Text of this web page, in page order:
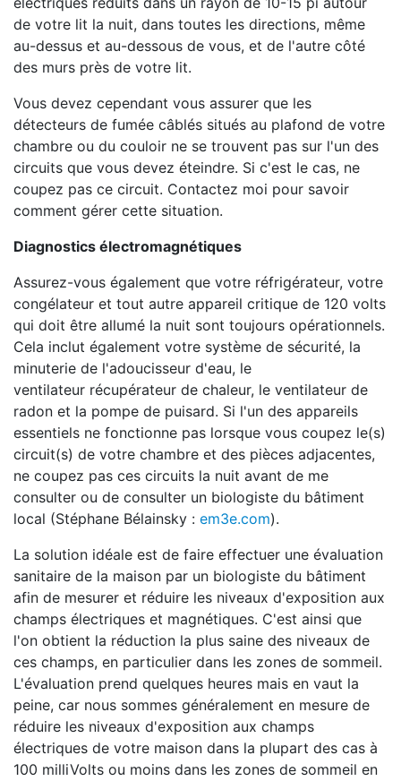
de votre lit la nuit, dans toutes les directions, même
au-dessus et au-dessous de vous, et de l'autre côté
des murs près de votre lit.
Vous devez cependant vous assurer que les
détecteurs de fumée câblés situés au plafond de votre
chambre ou du couloir ne se trouvent pas sur l'un des
circuits que vous devez éteindre. Si c'est le cas, ne
coupez pas ce circuit. Contactez moi pour savoir
comment gérer cette situation.
Diagnostics électromagnétiques
Assurez-vous également que votre réfrigérateur, votre
congélateur et tout autre appareil critique de 120 volts
qui doit être allumé la nuit sont toujours opérationnels.
Cela inclut également votre système de sécurité, la
minuterie de l'adoucisseur d'eau, le
ventilateur récupérateur de chaleur, le ventilateur de
radon et la pompe de puisard. Si l'un des appareils
essentiels ne fonctionne pas lorsque vous coupez le(s)
circuit(s) de votre chambre et des pièces adjacentes,
ne coupez pas ces circuits la nuit avant de me
consulter ou de consulter un biologiste du bâtiment
local (Stéphane Bélainsky : em3e.com).
La solution idéale est de faire effectuer une évaluation
sanitaire de la maison par un biologiste du bâtiment
afin de mesurer et réduire les niveaux d'exposition aux
champs électriques et magnétiques. C'est ainsi que
l'on obtient la réduction la plus saine des niveaux de
ces champs, en particulier dans les zones de sommeil.
L'évaluation prend quelques heures mais en vaut la
peine, car nous sommes généralement en mesure de
réduire les niveaux d'exposition aux champs
électriques de votre maison dans la plupart des cas à
100 milliVolts ou moins dans les zones de sommeil en